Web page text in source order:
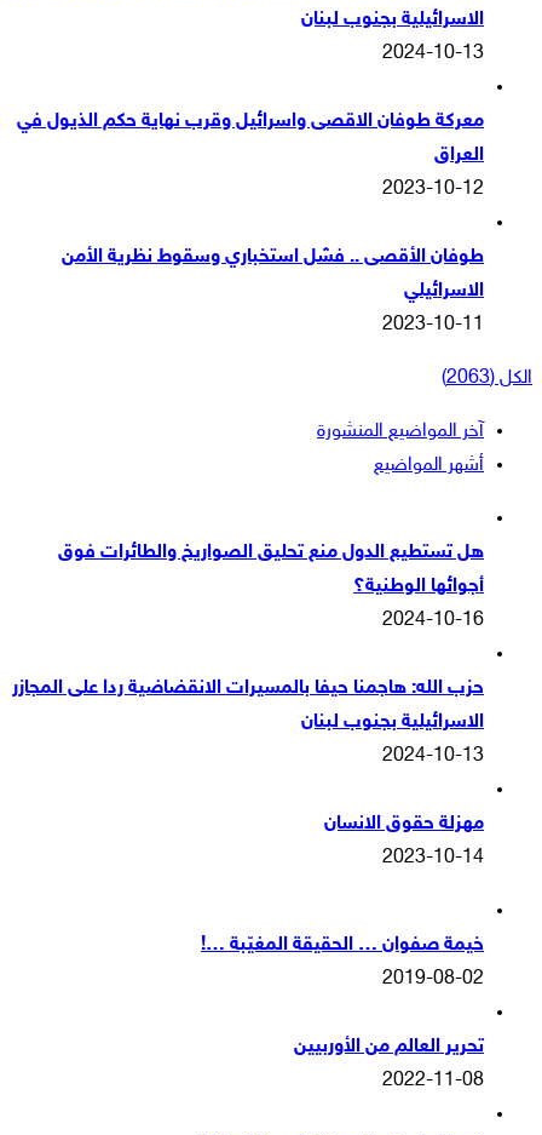
الاسرائيلية بجنوب لبنان
2024-10-13
معركة طوفان الاقصى واسرائيل وقرب نهاية حكم الذيول في
العراق
2023-10-12
طوفان الأقصى .. فشل استخباري وسقوط نظرية الأمن
الاسرائيلي
2023-10-11
الكل (2063)
آخر المواضيع المنشورة
أشهر المواضيع
هل تستطيع الدول منع تحليق الصواريخ والطائرات فوق
أجوائها الوطنية؟
2024-10-16
حزب الله: هاجمنا حيفا بالمسيرات الانقضاضية ردا على المجازر
الاسرائيلية بجنوب لبنان
2024-10-13
مهزلة حقوق الانسان
2023-10-14
خيمة صفوان … الحقيقة المغيّبة …!
2019-08-02
تحرير العالم من الأوربيين
2022-11-08